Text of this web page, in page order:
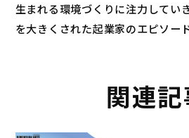
生まれる環境づくりに注力してい
を大きくされた起業家のエピソー
関連記